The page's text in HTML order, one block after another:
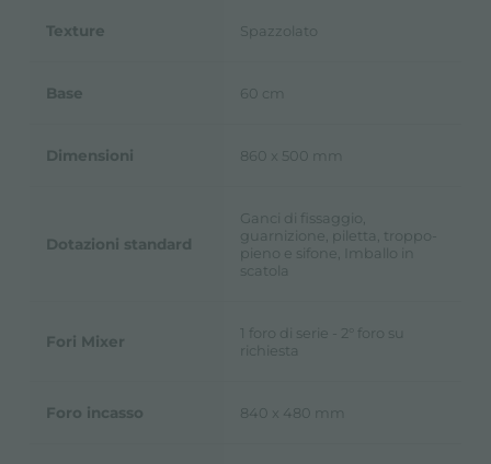
Texture Spazzolato
Base 60 cm
Dimensioni 860 x 500 mm
Dotazioni standard
Ganci di fissaggio,
guarnizione, piletta, troppo-
pieno e sifone, Imballo in
scatola
Fori Mixer
1 foro di serie - 2° foro su
richiesta
Foro incasso 840 x 480 mm